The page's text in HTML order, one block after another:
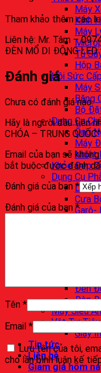
Máy
Kính
Máy
Tủ
Hộp
Hồi Sức
Máy
Băng
Bộ
Dụng Cụ
Ống
Máy
Nhiệt
Khỏe Đẹp
Dụng Cụ
Dụng
Cưa
Garô-
Đèn
Đèn
Máy Siêu
Vật Tư
Giấy
Tin tức
Liên hệ
Giảm giá hôm
Tham khảo thêm các
Liên hệ: Mr. Tâm –
ĐÈN MỔ DI ĐỘNG
Đánh giá
Chưa có đánh giá nào.
Hãy là người đầu tiên
CHÓA – TRUNG QUỐC”
Email của bạn sẽ
bắt buộc được đánh
Đánh giá của bạn *
Đánh giá của bạn*
Tên *
Email *
Lưu tên của tôi,
cho lần bình luận kế